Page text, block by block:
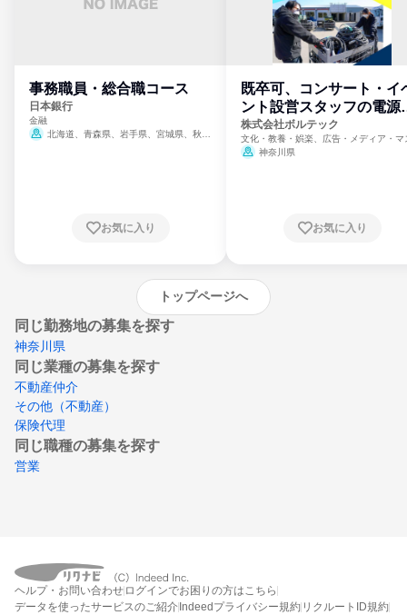
事務職員・総合職コース
日本銀行
金融
北海道、青森県、岩手県、宮城県、秋田
崎県、熊本県、大分県、宮崎県、鹿児島県、
お気に入り
既卒可、コンサート・イ
ント設営スタッフの電源
門
株式会社ボルテック
文化・教養・娯楽、広告・メディア・マ
ミ、電力・ガス・水道・エネルギー
神奈川県
お気に入り
トップページへ
同じ勤務地の募集を探す
神奈川県
同じ業種の募集を探す
不動産仲介
その他（不動産）
保険代理
同じ職種の募集を探す
営業
ヘルプ・お問い合わせ ログインでお困りの方はこちら
データを使ったサービスのご紹介Indeedプライバシー規約 リクルートID規約